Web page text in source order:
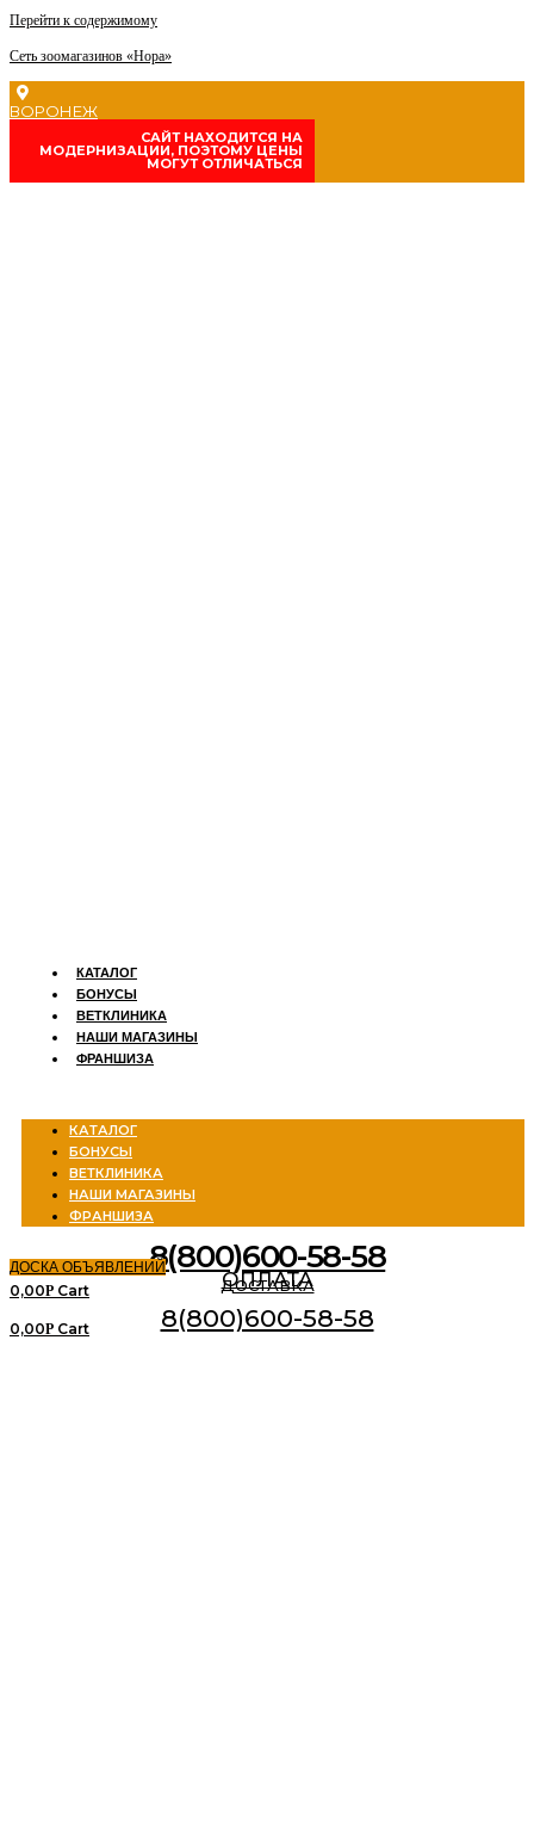
Перейти к содержимому
Сеть зоомагазинов «Нора»
ВОРОНЕЖ
CАЙТ НАХОДИТСЯ НА
МОДЕРНИЗАЦИИ, ПОЭТОМУ ЦЕНЫ
МОГУТ ОТЛИЧАТЬСЯ
КАТАЛОГ
БОНУСЫ
ВЕТКЛИНИКА
НАШИ МАГАЗИНЫ
ФРАНШИЗА
КАТАЛОГ
БОНУСЫ
ВЕТКЛИНИКА
НАШИ МАГАЗИНЫ
ФРАНШИЗА
8(800)600-58-58
ДОСКА ОБЪЯВЛЕНИЙ
ДОСТАВКА
ОПЛАТА
0,00Р Cart
8(800)600-58-58
0,00Р Cart